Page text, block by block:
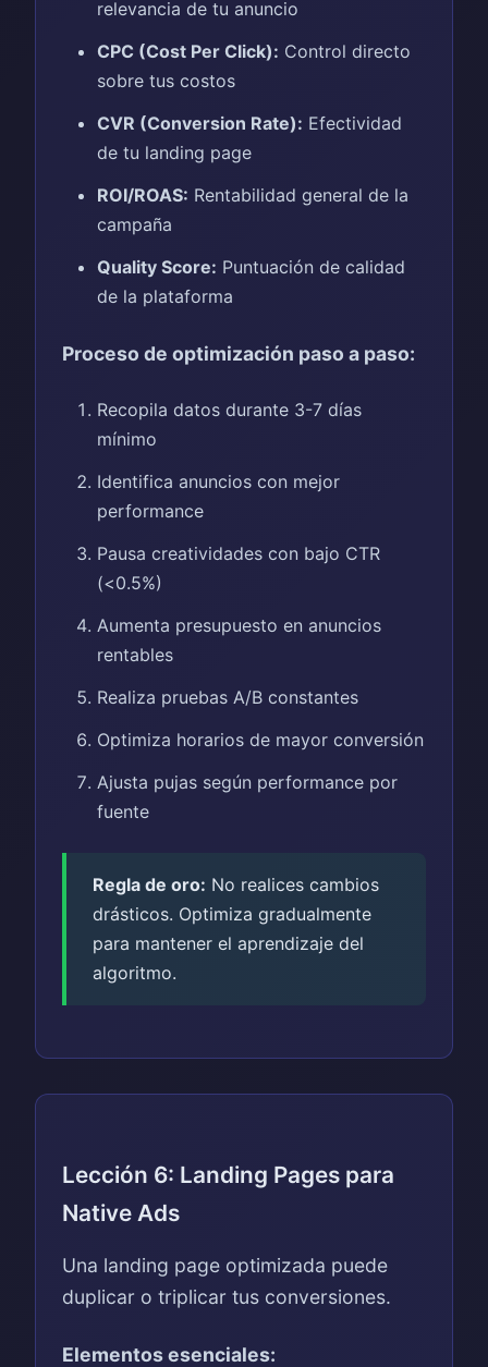
relevancia de tu anuncio
CPC (Cost Per Click): Control directo
sobre tus costos
CVR (Conversion Rate): Efectividad
de tu landing page
ROI/ROAS: Rentabilidad general de la
campaña
Quality Score: Puntuación de calidad
de la plataforma
Proceso de optimización paso a paso:
Recopila datos durante 3-7 días
mínimo
Identifica anuncios con mejor
performance
Pausa creatividades con bajo CTR
(<0.5%)
Aumenta presupuesto en anuncios
rentables
Realiza pruebas A/B constantes
Optimiza horarios de mayor conversión
Ajusta pujas según performance por
fuente
Regla de oro: No realices cambios
drásticos. Optimiza gradualmente
para mantener el aprendizaje del
algoritmo.
Lección 6: Landing Pages para
Native Ads
Una landing page optimizada puede
duplicar o triplicar tus conversiones.
Elementos esenciales: